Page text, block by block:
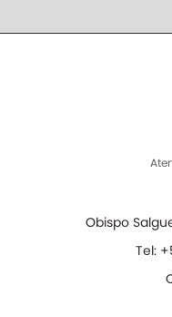
Obispo
Tel: